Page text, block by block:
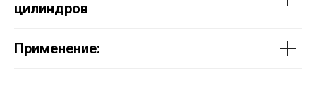
цилиндров
Применение: